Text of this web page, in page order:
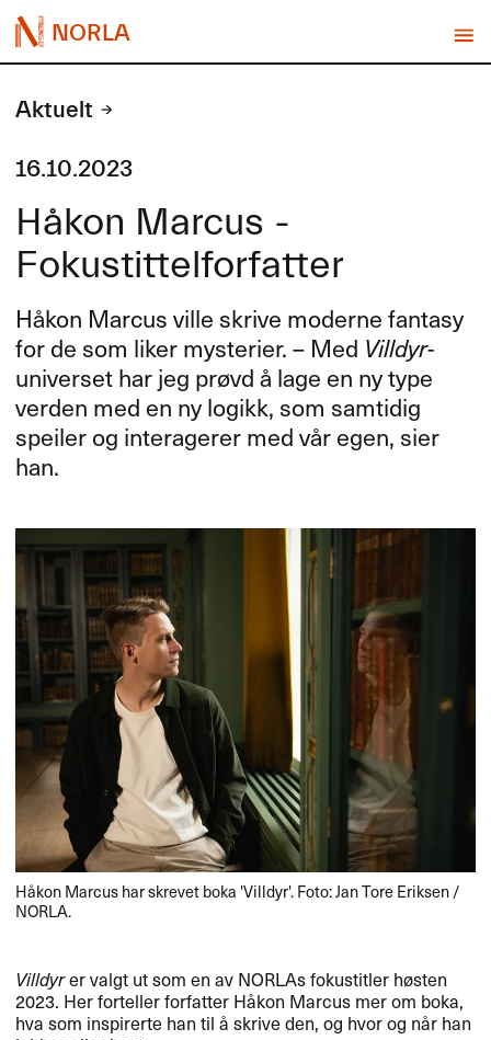
NORLA
Aktuelt
16.10.2023
Håkon Marcus -
Fokustittelforfatter
Håkon Marcus ville skrive moderne fantasy
for de som liker mysterier. – Med Villdyr-
universet har jeg prøvd å lage en ny type
verden med en ny logikk, som samtidig
speiler og interagerer med vår egen, sier
han.
Håkon Marcus har skrevet boka 'Villdyr'. Foto: Jan Tore Eriksen /
NORLA.
Villdyrer valgt ut som en av NORLAs fokustitler høsten
2023. Her forteller forfatter Håkon Marcus mer om boka,
hva som inspirerte han til å skrive den, og hvor og når han